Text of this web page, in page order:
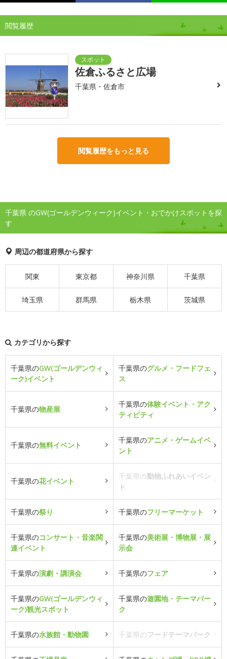
閲覧履歴
佐倉ふるさと広場
千葉県・佐倉市
閲覧履歴をもっと見る
千葉県 のGW(ゴールデンウィーク)イベント・おでかけスポットを探
す
周辺の都道府県から探す
関東 東京都 神奈川県 千葉県
埼玉県 群馬県 栃木県 茨城県
カテゴリから探す
千葉県のGW(ゴールデンウィ
ーク)イベント
千葉県のグルメ・フードフェ
ス
千葉県の物産展
千葉県の体験イベント・アク
ティビティ
千葉県の無料イベント
千葉県のアニメ・ゲームイベ
ント
千葉県の花イベント
千葉県の動物ふれあいイベン
ト
千葉県の祭り 千葉県のフリーマーケット
千葉県のコンサート・音楽関
連イベント
千葉県の美術展・博物展・展
示会
千葉県の演劇・講演会 千葉県のフェア
千葉県のGW(ゴールデンウィ
ーク)観光スポット
千葉県の遊園地・テーマパー
ク
千葉県の水族館・動物園 千葉県のフードテーマパーク